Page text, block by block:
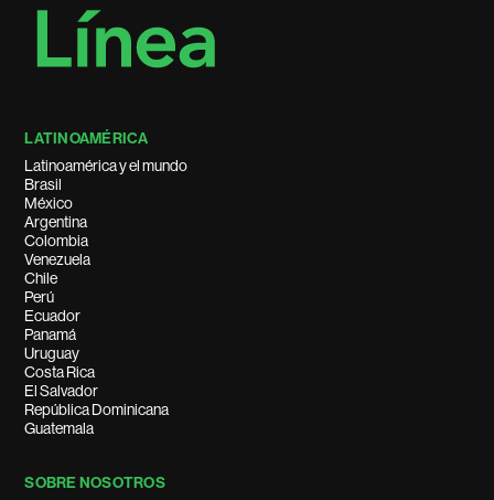
LATINOAMÉRICA
Latinoamérica y el mundo
Brasil
México
Argentina
Colombia
Venezuela
Chile
Perú
Ecuador
Panamá
Uruguay
Costa Rica
El Salvador
República Dominicana
Guatemala
SOBRE NOSOTROS